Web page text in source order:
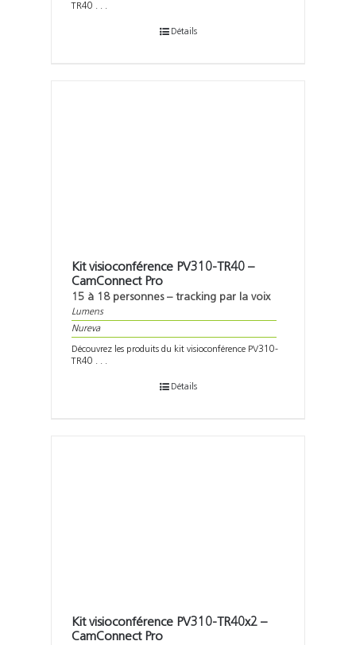
TR40 . . .
Détails
Kit visioconférence PV310-TR40 –
CamConnect Pro
15 à 18 personnes – tracking par la voix
Lumens
Nureva
Découvrez les produits du kit visioconférence PV310-
TR40 . . .
Détails
Kit visioconférence PV310-TR40x2 –
CamConnect Pro